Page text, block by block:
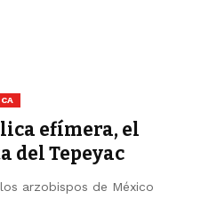
efímera, el
del Tepeyac
arzobispos de México